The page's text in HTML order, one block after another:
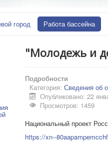
город Работа бассейна
"Молодежь и
Подробности
Категория: Сведения об
Опубликовано: 22
Просмотров: 1459
Национальный проект
https://xn--